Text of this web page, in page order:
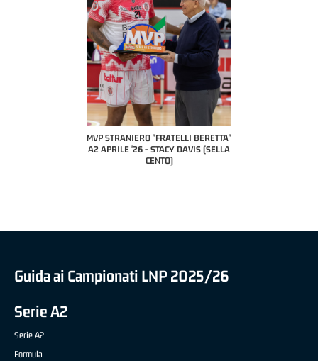
MVP STRANIERO "FRATELLI BERETTA"
A2 APRILE '26 - STACY DAVIS (SELLA
CENTO)
Guida ai Campionati LNP 2025/26
Serie A2
Serie A2
Formula